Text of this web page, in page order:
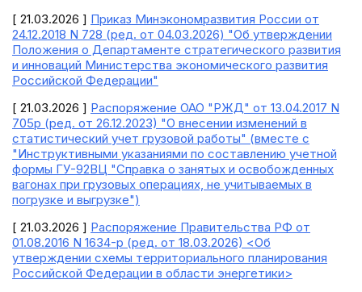
[ 21.03.2026 ] Приказ Минэкономразвития России от
24.12.2018 N 728 (ред. от 04.03.2026) "Об утверждении
Положения о Департаменте стратегического развития
и инноваций Министерства экономического развития
Российской Федерации"
[ 21.03.2026 ] Распоряжение ОАО "РЖД" от 13.04.2017 N
705р (ред. от 26.12.2023) "О внесении изменений в
статистический учет грузовой работы" (вместе с
"Инструктивными указаниями по составлению учетной
формы ГУ-92ВЦ "Справка о занятых и освобожденных
вагонах при грузовых операциях, не учитываемых в
погрузке и выгрузке")
[ 21.03.2026 ] Распоряжение Правительства РФ от
01.08.2016 N 1634-р (ред. от 18.03.2026) <Об
утверждении схемы территориального планирования
Российской Федерации в области энергетики>